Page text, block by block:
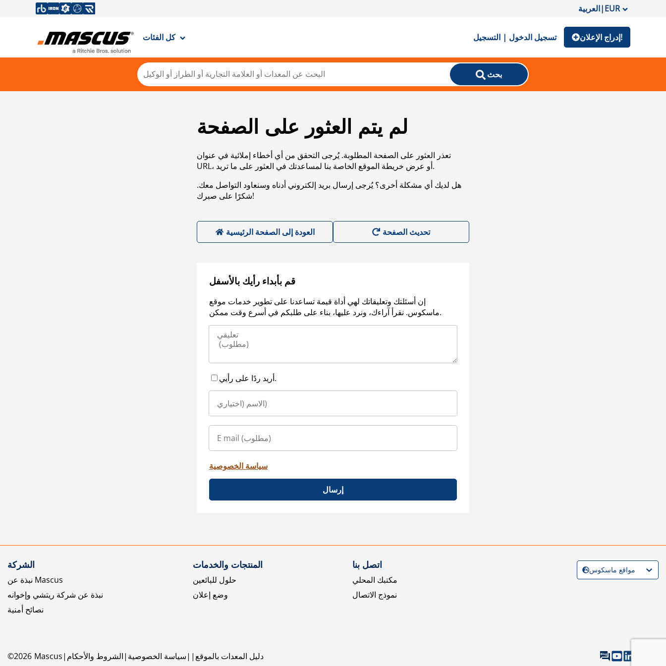
العربية|EUR
كل الفئات تسجيل الدخول | التسجيل إدراج الإعلان!
بحث
لم يتم العثور على الصفحة
تعذر العثور على الصفحة المطلوبة. يُرجى التحقق من أي أخطاء إملائية في عنوان
URL، أو عرض خريطة الموقع الخاصة بنا لمساعدتك في العثور على ما تريد.
هل لديك أي مشكلة أخرى؟ يُرجى إرسال بريد إلكتروني أدناه وسنعاود التواصل معك.
شكرًا على صبرك!
العودة إلى الصفحة الرئيسية
قم بأبداء رأيك بالأسفل
إن أسئلتك وتعليقاتك لهي أداة قيمة تساعدنا على تطوير خدمات موقع
ماسكوس. نقرأ آراءك، ونرد عليها، بناء على طلبكم في أسرع وقت ممكن.
أريد ردًا على رأيي.
سياسة الخصوصية
إرسال
الشركة
نبذة عن Mascus
نبذة عن شركة ريتشي وإخوانه
نصائح أمنية
المنتجات والخدمات
حلول للبائعين
وضع إعلان
اتصل بنا
مكتبك المحلي
نموذج الاتصال
©2026 Mascus الشروط والأحكام سياسة الخصوصية دليل المعدات بالموقع
مواقع ماسكوس